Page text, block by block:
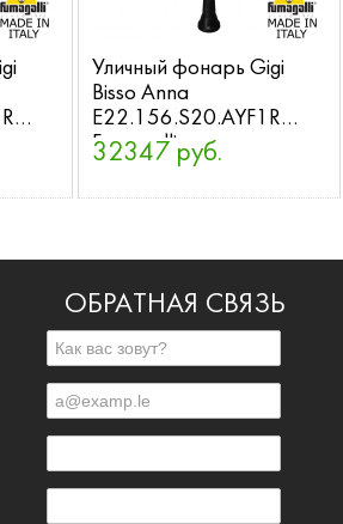
Уличный фонарь Gigi
Bisso Anna
E22.156.S20.AYF1R
Fumagalli
32347 руб.
ОБРАТНАЯ СВЯЗЬ